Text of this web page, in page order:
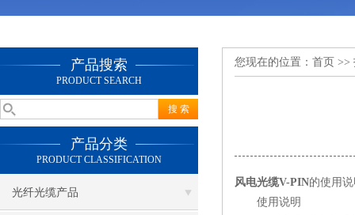
产品搜索
PRODUCT SEARCH
产品分类
PRODUCT CLASSIFICATION
光纤光缆产品
您现在的位置： 首页 >>
风电光缆V-PIN的使用
使用说明